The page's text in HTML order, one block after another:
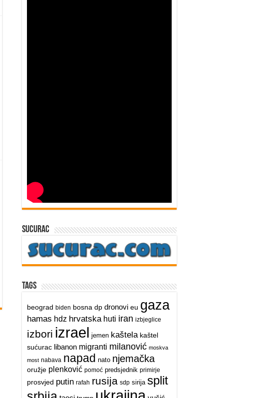
sucurac
Tags
beograd biden bosna dp dronovi eu gaza
hamas hdz hrvatska huti iran izbjeglice
izbori izrael jemen kaštela kaštel
sućurac libanon migranti milanović moskva
most nabava napad nato njemačka
oružje plenković pomoć predsjednik primirje
prosvjed putin rafah rusija sdp sirija split